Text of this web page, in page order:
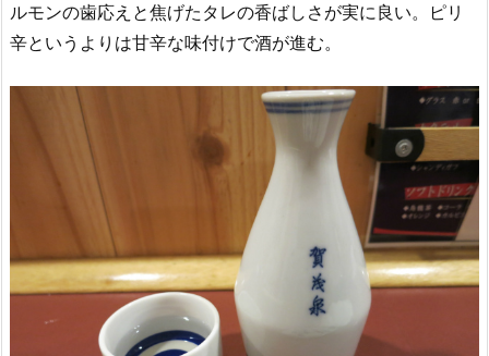
ルモンの歯応えと焦げたタレの香ばしさが実に良い。ピリ
辛というよりは甘辛な味付けで酒が進む。